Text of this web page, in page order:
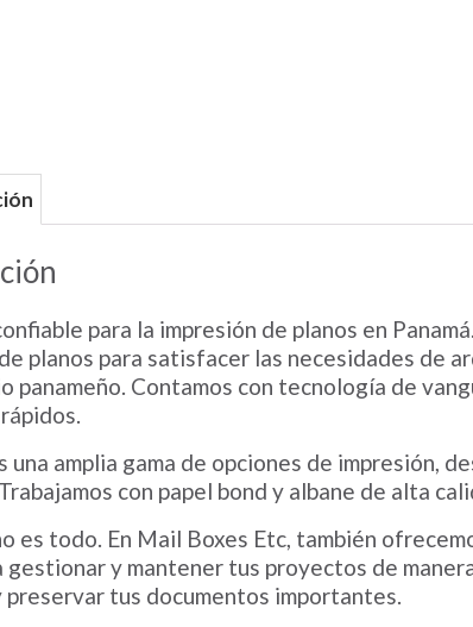
para la impresión de planos en
planos para satisfacer las necesidades de
panameño. Contamos con tecnología de
una amplia gama de opciones de impresión,
con papel bond y albane de alta
es todo. En Mail Boxes Etc, también
gestionar y mantener tus proyectos de
tus documentos importantes.